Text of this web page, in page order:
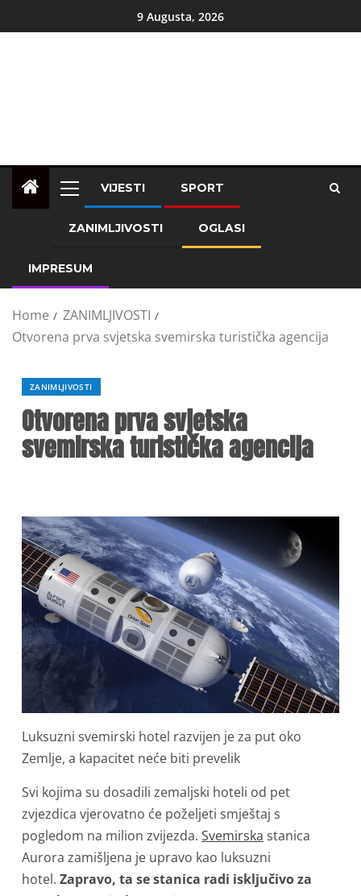
9 Augusta, 2026
VIJESTI SPORT
ZANIMLJIVOSTI OGLASI
IMPRESUM
Home
ZANIMLJIVOSTI
Otvorena prva svjetska svemirska turistička agencija
ZANIMLJIVOSTI
Otvorena prva svjetska
svemirska turistička agencija
Luksuzni svemirski hotel razvijen je za put oko
Zemlje, a kapacitet neće biti prevelik
Svi kojima su dosadili zemaljski hoteli od pet
zvjezdica vjerovatno će poželjeti smještaj s
pogledom na milion zvijezda. Svemirska stanica
Aurora zamišljena je upravo kao luksuzni
hotel. Zapravo, ta se stanica radi isključivo za